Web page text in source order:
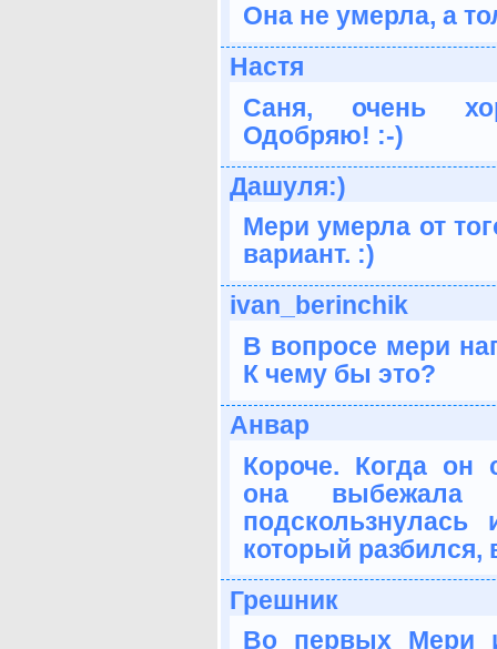
Она не умерла, а
Настя
Саня, очень
Одобряю! :-)
Дашуля:)
Мери умерла от
вариант. :)
ivan_berinchik
В вопросе мери
К чему бы это?
Анвар
Короче. Когда он
она
который разбился,
Грешник
Во первых Мери